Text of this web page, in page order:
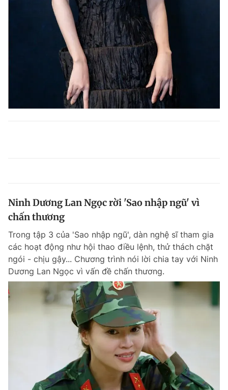
Ninh Dương Lan Ngọc rời 'Sao nhập ngũ' vì
chấn thương
Trong tập 3 của 'Sao nhập ngũ', dàn nghệ sĩ tham gia
các hoạt động như hội thao điều lệnh, thử thách chặt
ngói - chịu gậy... Chương trình nói lời chia tay với Ninh
Dương Lan Ngọc vì vấn đề chấn thương.